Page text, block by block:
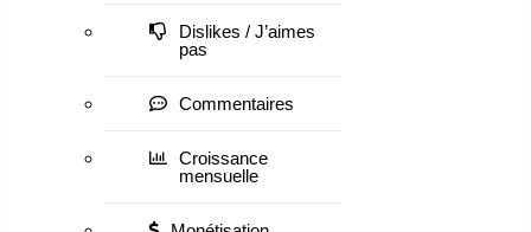
Dislikes / J’aimes
pas
Commentaires
Croissance
mensuelle